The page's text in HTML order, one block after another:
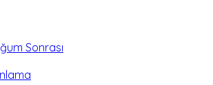
Sonrası